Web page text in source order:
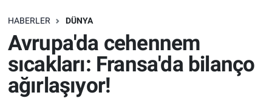
HABERLER DÜNYA
Avrupa'da cehennem
sıcakları: Fransa'da bilanço
ağırlaşıyor!
SAĞLIK
EKONOMİ
EĞİTİM